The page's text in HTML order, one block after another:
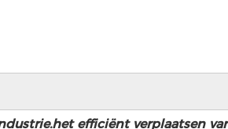
efficiënt verplaatsen